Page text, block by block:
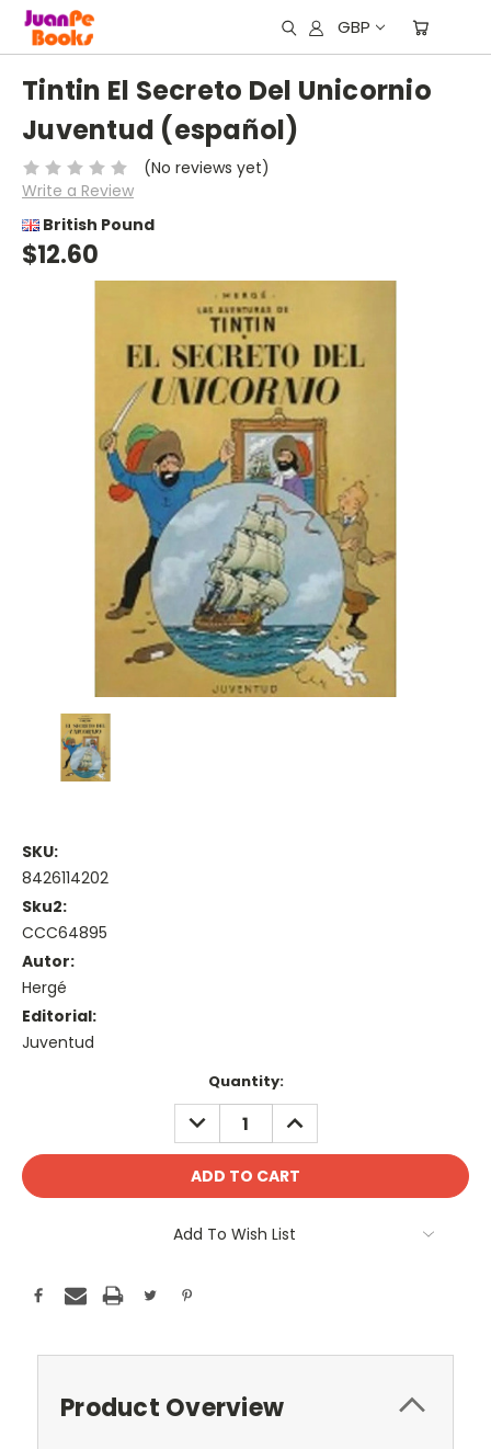
GBP
Tintin El Secreto Del Unicornio
Juventud (español)
(No reviews yet)
Write a Review
British Pound
$12.60
SKU:
8426114202
Sku2:
CCC64895
Autor:
Hergé
Editorial:
Juventud
Quantity:
DECREASE
QUANTITY:
INCREASE
QUANTITY:
Add To Wish List
Product Overview